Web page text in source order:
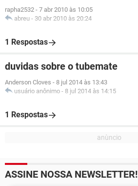
rapha2532 - 7 abr 2010 às 10:05
abreu - 30 abr 2010 às 20:24
1 Respostas
duvidas sobre o tubemate
Anderson Cloves - 8 jul 2014 às 13:43
usuário anônimo - 8 jul 2014 às 14:15
1 Respostas
ASSINE NOSSA NEWSLETTER!